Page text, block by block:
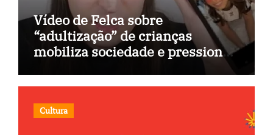
Vídeo de Felca sobre
“adultização” de crianças
mobiliza sociedade e pressiona
Cultura